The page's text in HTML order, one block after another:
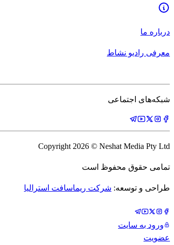
درباره ما
معرفی رادیو نشاط
شبکه‌های اجتماعی
Copyright 2026 © Neshat Media Pty Ltd
تمامی حقوق محفوظ است
طراحی و توسعه: شرکت ریماسافت استرالیا
ورود به سایت
عضویت